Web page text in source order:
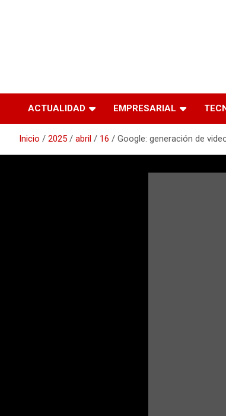
ACTUALIDAD EMPRESARIAL
Inicio 2025 abril 16 Google: generación de